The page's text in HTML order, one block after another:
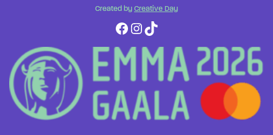
Created by Creative Day